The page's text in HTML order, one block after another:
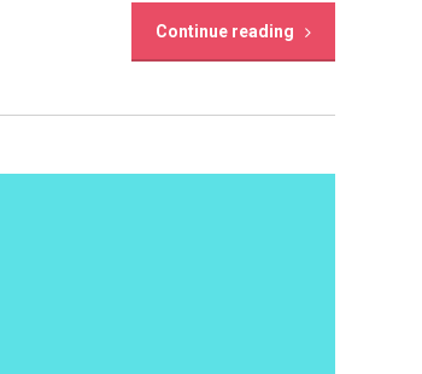
Continue reading